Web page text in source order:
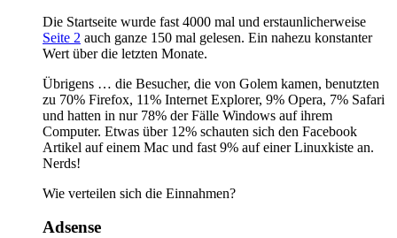
Die Startseite wurde fast 4000 mal und erstaunlicherweise
Seite 2 auch ganze 150 mal gelesen. Ein nahezu konstanter
Wert über die letzten Monate.
Übrigens … die Besucher, die von Golem kamen, benutzten
zu 70% Firefox, 11% Internet Explorer, 9% Opera, 7% Safari
und hatten in nur 78% der Fälle Windows auf ihrem
Computer. Etwas über 12% schauten sich den Facebook
Artikel auf einem Mac und fast 9% auf einer Linuxkiste an.
Nerds!
Wie verteilen sich die Einnahmen?
Adsense